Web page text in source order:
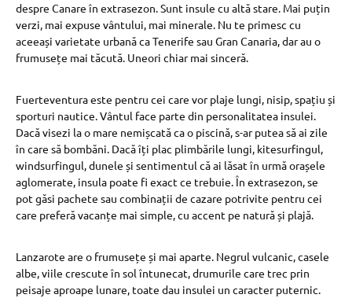
despre Canare în extrasezon. Sunt insule cu altă stare. Mai puțin
verzi, mai expuse vântului, mai minerale. Nu te primesc cu
aceeași varietate urbană ca Tenerife sau Gran Canaria, dar au o
frumusețe mai tăcută. Uneori chiar mai sinceră.
Fuerteventura este pentru cei care vor plaje lungi, nisip, spațiu și
sporturi nautice. Vântul face parte din personalitatea insulei.
Dacă visezi la o mare nemișcată ca o piscină, s-ar putea să ai zile
în care să bombăni. Dacă îți plac plimbările lungi, kitesurfingul,
windsurfingul, dunele și sentimentul că ai lăsat în urmă orașele
aglomerate, insula poate fi exact ce trebuie. În extrasezon, se
pot găsi pachete sau combinații de cazare potrivite pentru cei
care preferă vacanțe mai simple, cu accent pe natură și plajă.
Lanzarote are o frumusețe și mai aparte. Negrul vulcanic, casele
albe, viile crescute în sol întunecat, drumurile care trec prin
peisaje aproape lunare, toate dau insulei un caracter puternic.